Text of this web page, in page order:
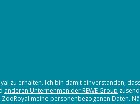
zu erhalten. Ich bin damit einverstanden,
anderen Unternehmen der REWE Group
meine personenbezogenen Daten.